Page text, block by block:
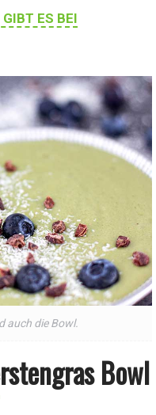
ES BEI
auch die Bowl.
Bowl